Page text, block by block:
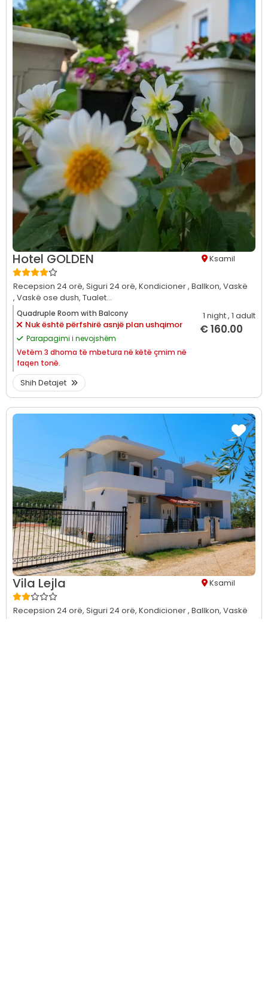
Hotel GOLDEN Ksamil
Recepsion 24 orë, Siguri 24 orë, Kondicioner , Ballkon, Vaskë
, Vaskë ose dush, Tualet...
Quadruple Room with Balcony
Nuk është përfshirë asnjë plan ushqimor
Parapagimi i nevojshëm
Vetëm 3 dhoma të mbetura në këtë çmim në
faqen tonë.
1 night, 1 adult
€ 160.00
Shih Detajet
Vila Lejla Ksamil
Recepsion 24 orë, Siguri 24 orë, Kondicioner , Ballkon, Vaskë